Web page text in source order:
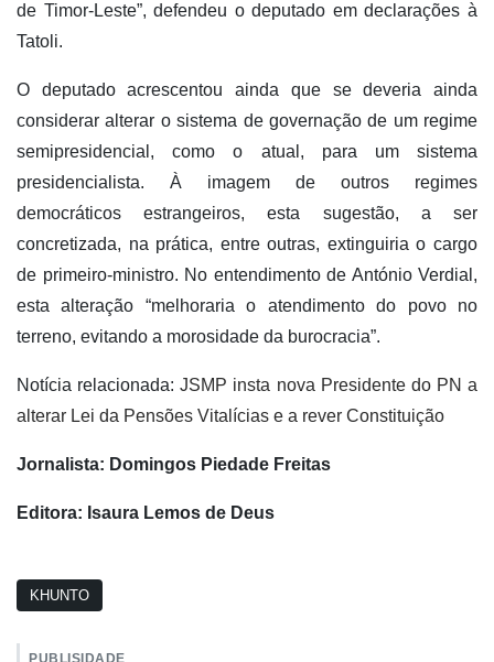
de Timor-Leste”, defendeu o deputado em declarações à
Tatoli.
O deputado acrescentou ainda que se deveria ainda
considerar alterar o sistema de governação de um regime
semipresidencial, como o atual, para um sistema
presidencialista. À imagem de outros regimes
democráticos estrangeiros, esta sugestão, a ser
concretizada, na prática, entre outras, extinguiria o cargo
de primeiro-ministro. No entendimento de António Verdial,
esta alteração “melhoraria o atendimento do povo no
terreno, evitando a morosidade da burocracia”.
Notícia relacionada:JSMP insta nova Presidente do PN a
alterar Lei da Pensões Vitalícias e a rever Constituição
Jornalista: Domingos Piedade Freitas
Editora: Isaura Lemos de Deus
KHUNTO
PUBLISIDADE